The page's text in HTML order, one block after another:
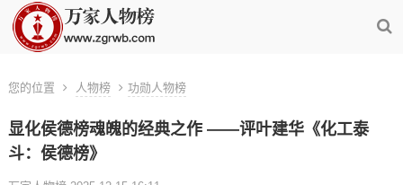
您的位置 人物榜 功勋人物榜
显化侯德榜魂魄的经典之作 ——评叶建华《化工泰
斗：侯德榜》